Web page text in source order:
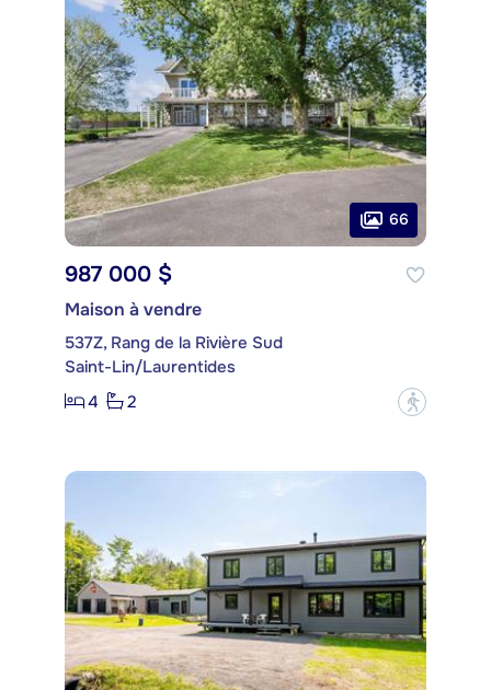
66
987 000 $
Maison à vendre
537Z, Rang de la Rivière Sud
Saint-Lin/Laurentides
4
2 ?